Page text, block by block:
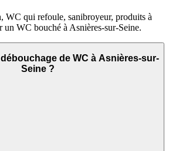
WC qui refoule, sanibroyeur, produits à
un WC bouché à Asnières-sur-Seine.
de WC à Asnières-sur-
Seine ?